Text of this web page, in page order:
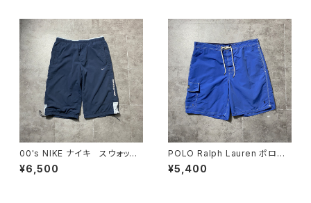
00's NIKE ナイキ スウォッシ
ュ 刺繍ロゴ ネイビー ナイ
ロンショーツ スウィムパンツ
¥6,500
POLO Ralph Lauren ポロラ
ルフローレン 刺繍ロゴ ポニ
ー ブルー ナイロンショー
¥5,400